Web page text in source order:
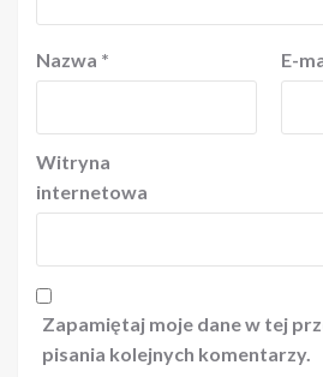
Nazwa * E-
Witryna
internetowa
Zapamiętaj moje dane w tej
pisania kolejnych komentarzy.